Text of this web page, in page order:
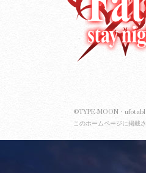
©TYPE-MOON・
このホームページに掲載